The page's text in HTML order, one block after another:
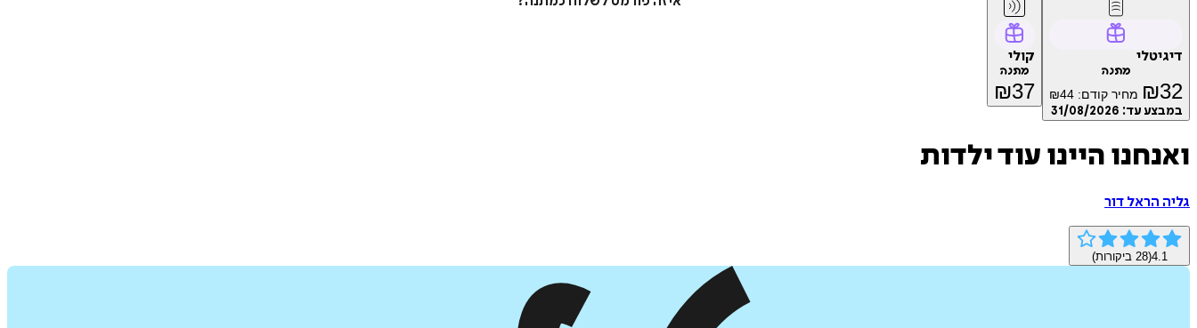
דיגיטלי
מתנה
₪32 מחיר קודם: ₪44
במבצע עד: 31/08/2026
קולי
מתנה
₪37
ואנחנו היינו עוד ילדות
גליה הראל דור
4.1
(
28 ביקורות)